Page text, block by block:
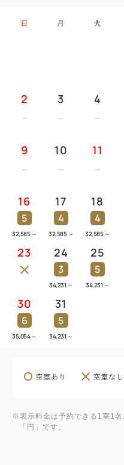
日 月 火
2 3 4
9 10 11
16
5
32,585 ～
17
4
32,585 ～
18
4
32,585 ～
23 24
3
34,231 ～
25
5
34,231 ～
30
6
35,054 ～
31
5
34,231 ～
空室あり 空室なし
※表示料金は予約できる1室1
「円」です。